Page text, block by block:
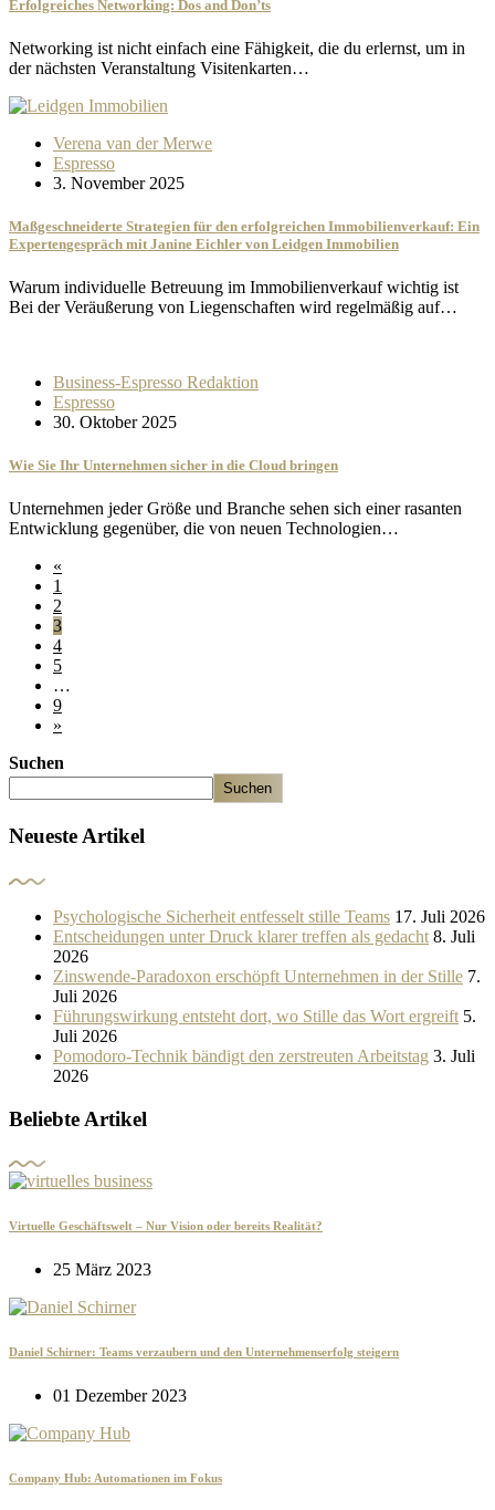
Erfolgreiches Networking: Dos and Don’ts
Networking ist nicht einfach eine Fähigkeit, die du erlernst, um in
der nächsten Veranstaltung Visitenkarten…
Verena van der Merwe
Espresso
3. November 2025
Maßgeschneiderte Strategien für den erfolgreichen Immobilienverkauf: Ein
Expertengespräch mit Janine Eichler von Leidgen Immobilien
Warum individuelle Betreuung im Immobilienverkauf wichtig ist
Bei der Veräußerung von Liegenschaften wird regelmäßig auf…
Business-Espresso Redaktion
Espresso
30. Oktober 2025
Wie Sie Ihr Unternehmen sicher in die Cloud bringen
Unternehmen jeder Größe und Branche sehen sich einer rasanten
Entwicklung gegenüber, die von neuen Technologien…
«
1
2
3
4
5
…
9
»
Suchen
Suchen
Neueste Artikel
Psychologische Sicherheit entfesselt stille Teams 17. Juli 2026
Entscheidungen unter Druck klarer treffen als gedacht 8. Juli
2026
Zinswende-Paradoxon erschöpft Unternehmen in der Stille 7.
Juli 2026
Führungswirkung entsteht dort, wo Stille das Wort ergreift 5.
Juli 2026
Pomodoro-Technik bändigt den zerstreuten Arbeitstag 3. Juli
2026
Beliebte Artikel
Virtuelle Geschäftswelt – Nur Vision oder bereits Realität?
25 März 2023
Daniel Schirner: Teams verzaubern und den Unternehmenserfolg steigern
01 Dezember 2023
Company Hub: Automationen im Fokus